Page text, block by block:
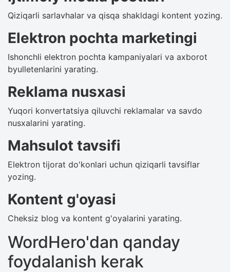
Qiziqarli sarlavhalar va qisqa shakldagi kontent yozing.
Elektron pochta marketingi
Ishonchli elektron pochta kampaniyalari va axborot
byulletenlarini yarating.
Reklama nusxasi
Yuqori konvertatsiya qiluvchi reklamalar va savdo
nusxalarini yarating.
Mahsulot tavsifi
Elektron tijorat do'konlari uchun qiziqarli tavsiflar
yozing.
Kontent g'oyasi
Cheksiz blog va kontent g'oyalarini yarating.
WordHero'dan qanday
foydalanish kerak